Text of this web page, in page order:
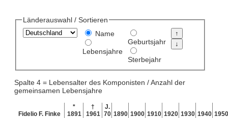
Länderauswahl / Sortieren
Name
Lebensjahre
Geburtsjahr
Sterbejahr
Spalte 4 = Lebensalter des Komponisten / Anzahl der
gemeinsamen Lebensjahre
Fidelio F. Finke
*
1891
†
1961
J.
70 1890 1900 1910 1920 1930 1940 1950